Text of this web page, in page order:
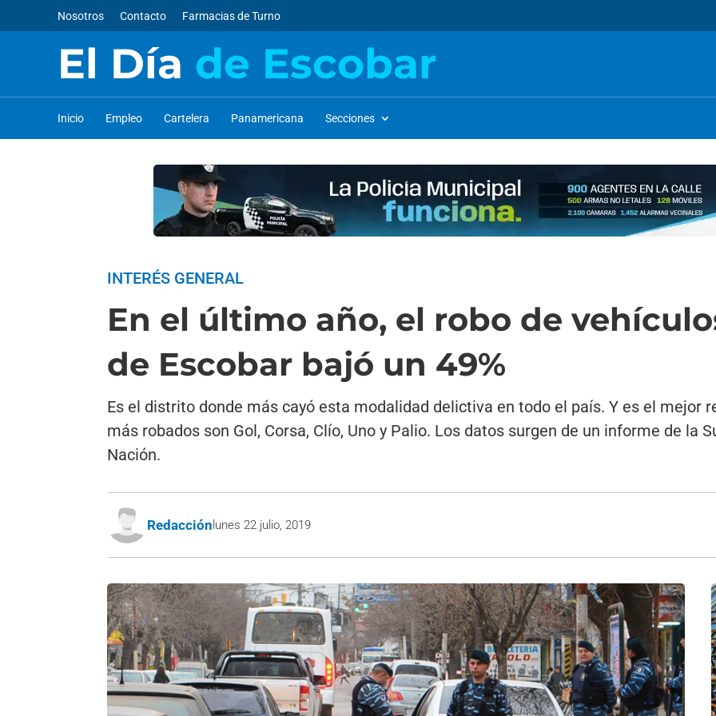
Nosotros Contacto Farmacias de Turno
El Día de Escobar
Inicio Empleo Cartelera Panamericana Secciones
INTERÉS GENERAL
En el último año, el robo de
de Escobar bajó un 49%
Es el distrito donde más cayó esta modalidad delictiva en todo el país. Y es el mejor
más robados son Gol, Corsa, Clío, Uno y Palio. Los datos surgen de un informe de la
Nación.
Redacción lunes 22 julio, 2019